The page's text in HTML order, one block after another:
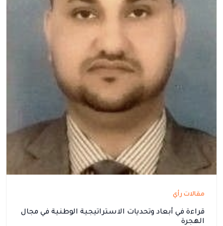
مقالات رأي
قراءة في أبعاد وتحديات الاستراتيجية الوطنية في مجال
الهجرة